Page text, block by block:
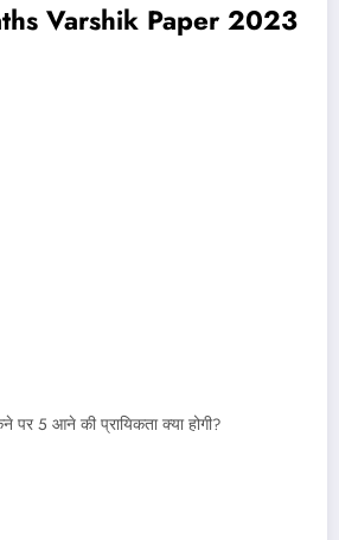
Varshik Paper 2023
5 आने की प्रायिकता क्या होगी?